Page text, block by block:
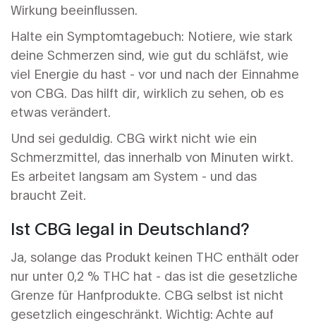
Wirkung beeinflussen.
Halte ein Symptomtagebuch: Notiere, wie stark
deine Schmerzen sind, wie gut du schläfst, wie
viel Energie du hast - vor und nach der Einnahme
von CBG. Das hilft dir, wirklich zu sehen, ob es
etwas verändert.
Und sei geduldig. CBG wirkt nicht wie ein
Schmerzmittel, das innerhalb von Minuten wirkt.
Es arbeitet langsam am System - und das
braucht Zeit.
Ist CBG legal in Deutschland?
Ja, solange das Produkt keinen THC enthält oder
nur unter 0,2 % THC hat - das ist die gesetzliche
Grenze für Hanfprodukte. CBG selbst ist nicht
gesetzlich eingeschränkt. Wichtig: Achte auf